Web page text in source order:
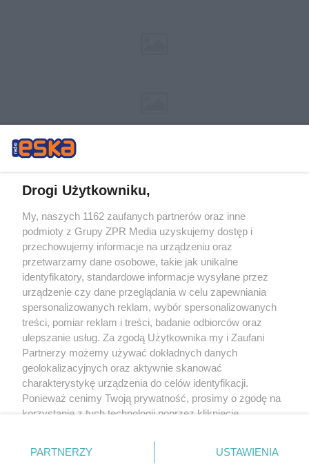
Żaden utwór zamieszczony w serwisie nie może być powielany i
rozpowszechniany lub dalej rozpowszechniany w jakikolwiek sposób (w
tym także elektroniczny lub mechaniczny) na jakimkolwiek polu
eksploatacji w jakiejkolwiek formie, włącznie z umieszczaniem w Internecie
bez pisemnej zgody właściciela praw. Jakiekolwiek użycie lub
wykorzystanie utworów w całości lub w części z naruszeniem prawa, tzn.
bez właściwej zgody, jest zabronione pod groźbą kary i może być ścigane
prawnie.
O nas
Drogi Użytkowniku,
My, naszych 1162 zaufanych partnerów oraz inne
podmioty z Grupy ZPR Media uzyskujemy dostęp i
przechowujemy informacje na urządzeniu oraz
przetwarzamy dane osobowe, takie jak unikalne
identyfikatory, standardowe informacje wysyłane przez
urządzenie czy dane przeglądania w celu zapewniania
spersonalizowanych reklam, wybór spersonalizowanych
treści, pomiar reklam i treści, badanie odbiorców oraz
ulepszanie usług. Za zgodą Użytkownika my i Zaufani
Partnerzy możemy używać dokładnych danych
geolokalizacyjnych oraz aktywnie skanować
charakterystykę urządzenia do celów identyfikacji.
Ponieważ cenimy Twoją prywatność, prosimy o zgodę na
korzystanie z tych technologii poprzez kliknięcie
zmienić/wycofać klikając przycisk ustawień prywatności
znajdujący się w lewym dolnym rogu strony
PARTNERZY USTAWIENIA